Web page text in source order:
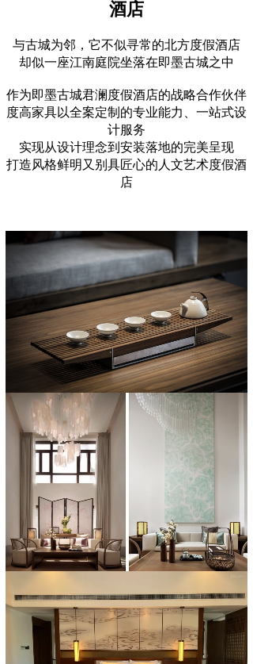
酒店
与古城为邻，它不似寻常的北方度假酒店
却似一座江南庭院坐落在即墨古城之中
作为即墨古城君澜度假酒店的战略合作伙伴
度高家具以全案定制的专业能力、一站式设
计服务
实现从设计理念到安装落地的完美呈现
打造风格鲜明又别具匠心的人文艺术度假酒
店